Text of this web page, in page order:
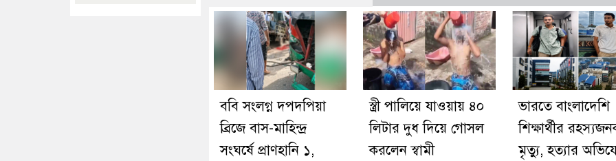
ববি সংলগ্ন দপদপিয়া
ব্রিজে বাস-মাহিন্দ্র
সংঘর্ষে প্রাণহানি ১,
স্ত্রী পালিয়ে যাওয়ায় ৪০
লিটার দুধ দিয়ে গোসল
করলেন স্বামী
ভারতে বাংলাদেশি
শিক্ষার্থীর
মৃত্যু, হত্যার